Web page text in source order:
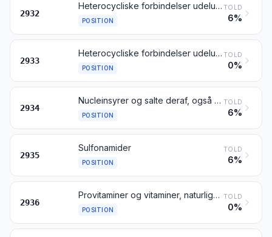
2932
Heterocycliske forbindelser udelukkende med oxygen som heteroatom(er)
POSITION
TOLD
6%
2933
Heterocycliske forbindelser udelukkende med nitrogen som heteroatom(er)
POSITION
TOLD
0%
2934
Nucleinsyrer og salte deraf, også når de ikke er kemisk definerede; andre heterocycliske forbindelser
POSITION
TOLD
6%
2935
Sulfonamider
POSITION
TOLD
6%
2936
Provitaminer og vitaminer, naturlige eller syntetisk reproducerede (herunder naturlige koncentrater), derivater deraf, der hovedsagelig anvendes som vitaminer, samt indbyrdes blandinger af disse stoffer; opløsninger af disse produkter, uanset opløsningsmidlets art
POSITION
TOLD
0%